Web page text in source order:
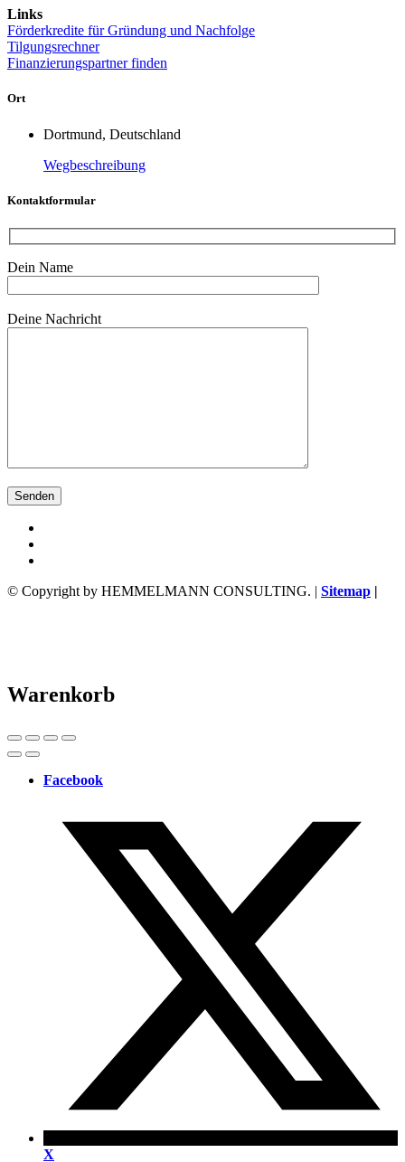
Links
Förderkredite für Gründung und Nachfolge
Tilgungsrechner
Finanzierungspartner finden
Ort
Dortmund, Deutschland
Wegbeschreibung
Kontaktformular
Dein Name
Deine Nachricht
© Copyright by HEMMELMANN CONSULTING. | Sitemap |
Warenkorb
Facebook
X